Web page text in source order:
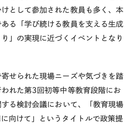
として参加された教員も多く、本
る「学び続ける教員を支える生成
」の実現に近づくイベントとなり
せられた現場ニーズや気づきを踏
れた第3回初等中等教育段階にお
る検討会議において、「教育現場
向けて」というタイトルで政策提